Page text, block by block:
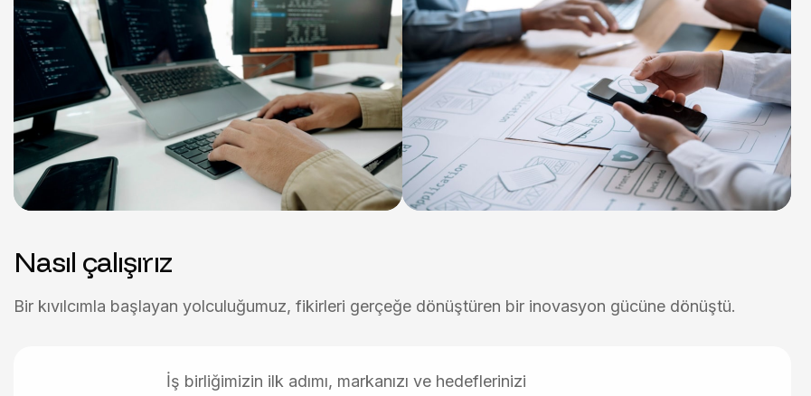
Nasıl çalışırız
Bir kıvılcımla başlayan yolculuğumuz, fikirleri gerçeğe dönüştüren bir inovasyon gücüne dönüştü.
İş birliğimizin ilk adımı, markanızı ve hedeflerinizi